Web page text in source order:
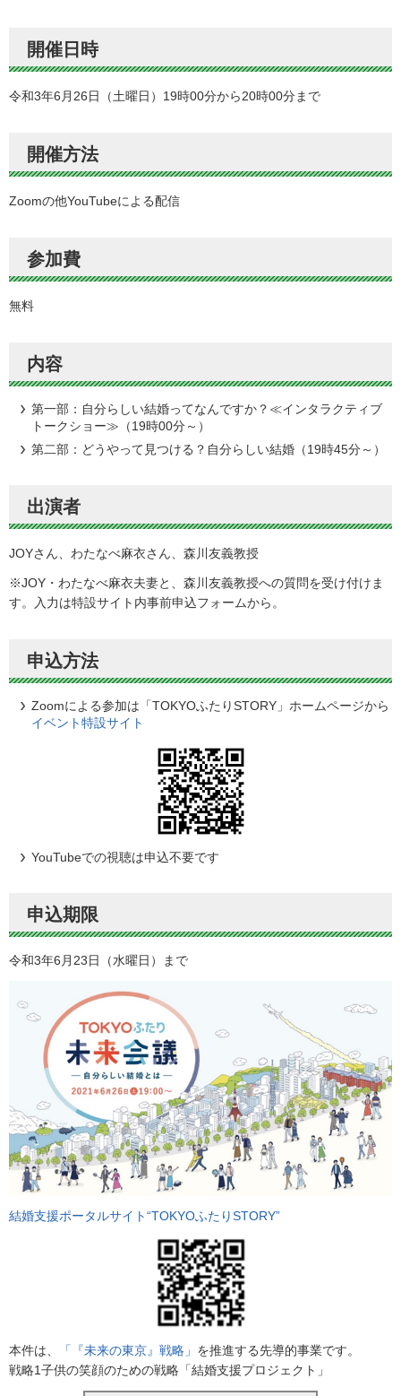
開催日時
令和3年6月26日（土曜日）19時00分から20時00分まで
開催方法
Zoomの他YouTubeによる配信
参加費
無料
内容
第一部：自分らしい結婚ってなんですか？≪インタラクティブ
トークショー≫（19時00分～）
第二部：どうやって見つける？自分らしい結婚（19時45分～）
出演者
JOYさん、わたなべ麻衣さん、森川友義教授
※JOY・わたなべ麻衣夫妻と、森川友義教授への質問を受け付けま
す。入力は特設サイト内事前申込フォームから。
申込方法
Zoomによる参加は「TOKYOふたりSTORY」ホームページから
イベント特設サイト
YouTubeでの視聴は申込不要です
申込期限
令和3年6月23日（水曜日）まで
結婚支援ポータルサイト“TOKYOふたりSTORY”
本件は、 「『未来の東京』戦略」 を推進する先導的事業です。
戦略1子供の笑顔のための戦略「結婚支援プロジェクト」